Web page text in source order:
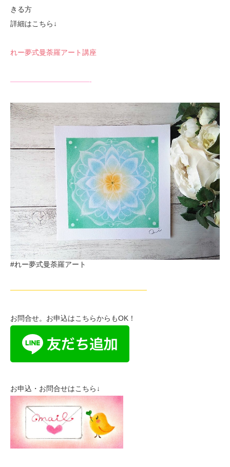
きる方
詳細はこちら↓
れー夢式曼荼羅アート講座
———————————-
#れー夢式曼荼羅アート
———————————————————
お問合せ。お申込はこちらからもOK！
お申込・お問合せはこちら↓